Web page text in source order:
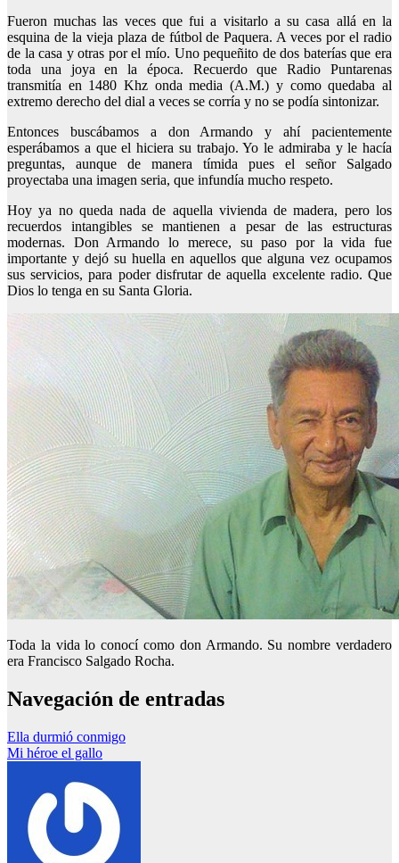
Fueron muchas las veces que fui a visitarlo a su casa allá en la
esquina de la vieja plaza de fútbol de Paquera. A veces por el radio
de la casa y otras por el mío. Uno pequeñito de dos baterías que era
toda una joya en la época. Recuerdo que Radio Puntarenas
transmitía en 1480 Khz onda media (A.M.) y como quedaba al
extremo derecho del dial a veces se corría y no se podía sintonizar.
Entonces buscábamos a don Armando y ahí pacientemente
esperábamos a que el hiciera su trabajo. Yo le admiraba y le hacía
preguntas, aunque de manera tímida pues el señor Salgado
proyectaba una imagen seria, que infundía mucho respeto.
Hoy ya no queda nada de aquella vivienda de madera, pero los
recuerdos intangibles se mantienen a pesar de las estructuras
modernas. Don Armando lo merece, su paso por la vida fue
importante y dejó su huella en aquellos que alguna vez ocupamos
sus servicios, para poder disfrutar de aquella excelente radio. Que
Dios lo tenga en su Santa Gloria.
Toda la vida lo conocí como don Armando. Su nombre verdadero
era Francisco Salgado Rocha.
Navegación de entradas
Ella durmió conmigo
Mi héroe el gallo